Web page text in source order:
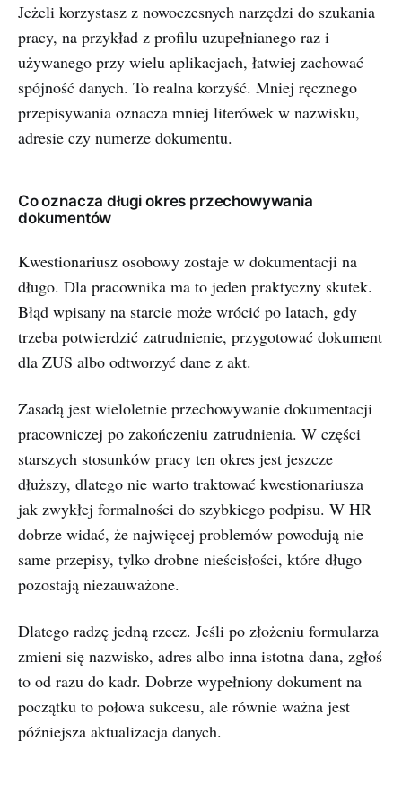
Jeżeli korzystasz z nowoczesnych narzędzi do szukania
pracy, na przykład z profilu uzupełnianego raz i
używanego przy wielu aplikacjach, łatwiej zachować
spójność danych. To realna korzyść. Mniej ręcznego
przepisywania oznacza mniej literówek w nazwisku,
adresie czy numerze dokumentu.
Co oznacza długi okres przechowywania
dokumentów
Kwestionariusz osobowy zostaje w dokumentacji na
długo. Dla pracownika ma to jeden praktyczny skutek.
Błąd wpisany na starcie może wrócić po latach, gdy
trzeba potwierdzić zatrudnienie, przygotować dokument
dla ZUS albo odtworzyć dane z akt.
Zasadą jest wieloletnie przechowywanie dokumentacji
pracowniczej po zakończeniu zatrudnienia. W części
starszych stosunków pracy ten okres jest jeszcze
dłuższy, dlatego nie warto traktować kwestionariusza
jak zwykłej formalności do szybkiego podpisu. W HR
dobrze widać, że najwięcej problemów powodują nie
same przepisy, tylko drobne nieścisłości, które długo
pozostają niezauważone.
Dlatego radzę jedną rzecz. Jeśli po złożeniu formularza
zmieni się nazwisko, adres albo inna istotna dana, zgłoś
to od razu do kadr. Dobrze wypełniony dokument na
początku to połowa sukcesu, ale równie ważna jest
późniejsza aktualizacja danych.